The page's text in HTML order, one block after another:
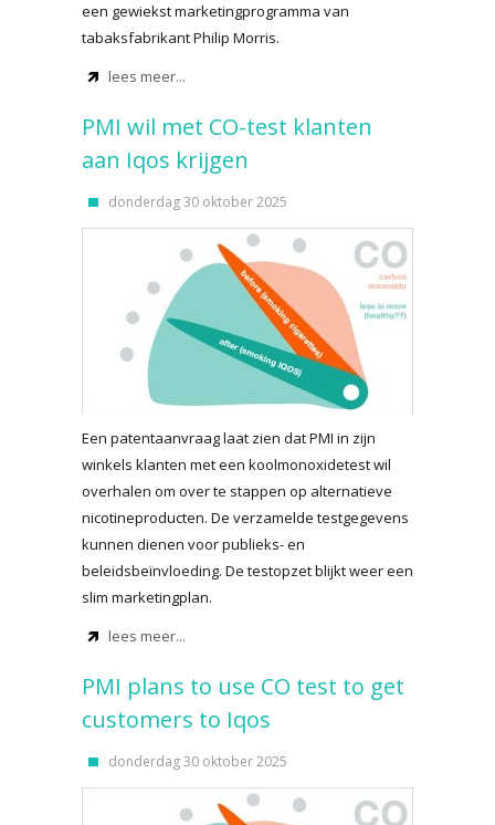
een gewiekst marketingprogramma van
tabaksfabrikant Philip Morris.
lees meer...
PMI wil met CO-test klanten
aan Iqos krijgen
donderdag 30 oktober 2025
Een patentaanvraag laat zien dat PMI in zijn
winkels klanten met een koolmonoxidetest wil
overhalen om over te stappen op alternatieve
nicotineproducten. De verzamelde testgegevens
kunnen dienen voor publieks- en
beleidsbeïnvloeding. De testopzet blijkt weer een
slim marketingplan.
lees meer...
PMI plans to use CO test to get
customers to Iqos
donderdag 30 oktober 2025